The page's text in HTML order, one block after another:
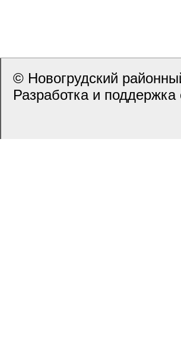
© Новогрудский
Разработка и поддержка